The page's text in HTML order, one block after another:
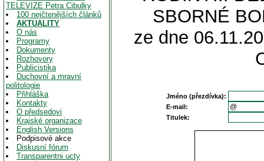
TELEVIZE Petra Cibulky
100 nejčtenějších článků
AKTUALITY
O nás
Programy
Dokumenty
Rozhovory
Publicistika
Duchovní a mravní
politologie
Přihláška
Kontakty
O předsedovi
Krajské organizace
English Versions
Podpisové akce
Diskusní fórum
Transparentni ucty
SBORNÉ
ze dne
Jméno (přezdívka):
E-mail:
Titulek: